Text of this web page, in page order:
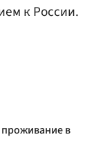
к России.
проживание в